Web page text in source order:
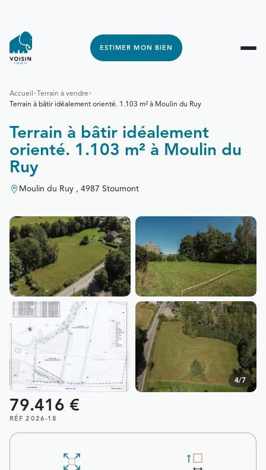
ESTIMER MON BIEN
Accueil•Terrain à vendre•
Terrain à bâtir idéalement orienté. 1.103 m² à Moulin du Ruy
Terrain à bâtir idéalement
orienté. 1.103 m² à Moulin du
Ruy
Moulin du Ruy , 4987 Stoumont
4/7
79.416 €
RÉF 2026-18